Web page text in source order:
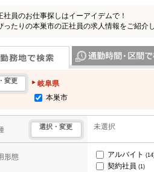
社員のお仕事探しはイーアイデムで！
ったりの本巣市の正社員の求人情報をご紹介し
索
変更
岐阜県
本巣市
選択・変更 未選択
形態 アルバイト
契約社員 (1)